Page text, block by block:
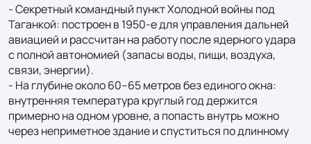
- Секретный командный пункт Холодной войны под
Таганкой: построен в 1950‑е для управления дальней
авиацией и рассчитан на работу после ядерного удара
с полной автономией (запасы воды, пищи, воздуха,
связи, энергии).
- На глубине около 60–65 метров без единого окна:
внутренняя температура круглый год держится
примерно на одном уровне, а попасть внутрь можно
через неприметное здание и спуститься по длинному